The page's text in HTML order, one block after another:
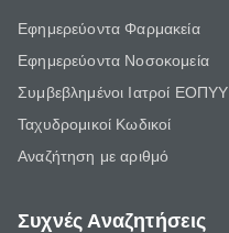
Εφημερεύοντα Φαρμακεία
Εφημερεύοντα Νοσοκομεία
Συμβεβλημένοι Ιατροί ΕΟΠΥΥ
Ταχυδρομικοί Κωδικοί
Αναζήτηση με αριθμό
Συχνές Αναζητήσεις